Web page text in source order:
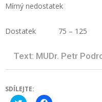
Mírný
Dostatek 75 –
Text: MUDr. Petr
SDÍLEJTE: